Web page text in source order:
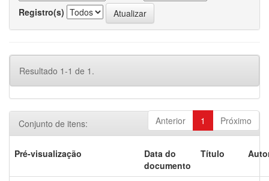
Registro(s)
Resultado 1-1 de 1.
Anterior 1 Próximo
Conjunto de itens:
Pré-visualização
Data do
documento
Título